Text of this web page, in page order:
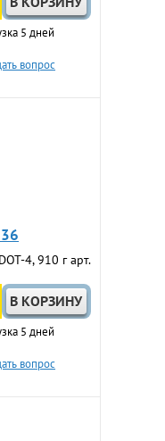
5 дней
вопрос
4, 910 г арт.
5 дней
вопрос